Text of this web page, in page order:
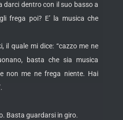
darci dentro con il suo basso a
frega poi? E’ la musica che
il quale mi dice: “cazzo me ne
basta che sia musica
non me ne frega niente. Hai
Basta guardarsi in giro.